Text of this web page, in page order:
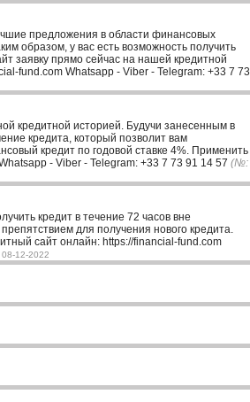
предложения в области финансовых
образом, у вас есть возможность получить
заявку прямо сейчас на нашей кредитной
fund.com Whatsapp - Viber - Telegram: +33 7 73
кредитной историей. Будучи занесенным в
кредита, который позволит вам
кредит по годовой ставке 4%. Применить
- Viber - Telegram: +33 7 73 91 14 57 (№:
кредит в течение 72 часов вне
для получения нового кредита.
сайт онлайн: https://financial-fund.com
08-12-2022